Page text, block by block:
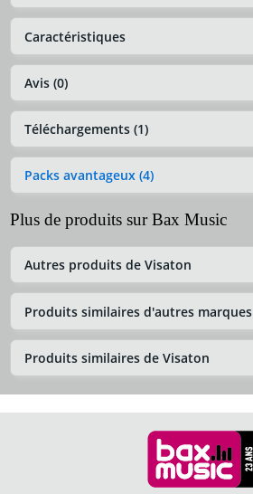
Caractéristiques
Avis (0)
Téléchargements (1)
Packs avantageux (4)
Plus de produits sur Bax Music
Autres produits de Visaton
Produits similaires d'autres marques
Produits similaires de Visaton